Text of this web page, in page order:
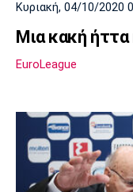
Κυριακή, 04/10/2020
Μια κακή
EuroLeague